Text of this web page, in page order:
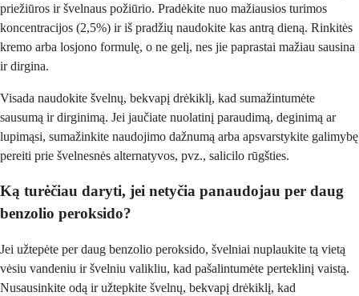
priežiūros ir švelnaus požiūrio. Pradėkite nuo mažiausios turimos
koncentracijos (2,5%) ir iš pradžių naudokite kas antrą dieną. Rinkitės
kremo arba losjono formulę, o ne gelį, nes jie paprastai mažiau sausina
ir dirgina.
Visada naudokite švelnų, bekvapį drėkiklį, kad sumažintumėte
sausumą ir dirginimą. Jei jaučiate nuolatinį paraudimą, deginimą ar
lupimąsi, sumažinkite naudojimo dažnumą arba apsvarstykite galimybę
pereiti prie švelnesnės alternatyvos, pvz., salicilo rūgšties.
Ką turėčiau daryti, jei netyčia panaudojau per daug
benzolio peroksido?
Jei užtepėte per daug benzolio peroksido, švelniai nuplaukite tą vietą
vėsiu vandeniu ir švelniu valikliu, kad pašalintumėte perteklinį vaistą.
Nusausinkite odą ir užtepkite švelnų, bekvapį drėkiklį, kad